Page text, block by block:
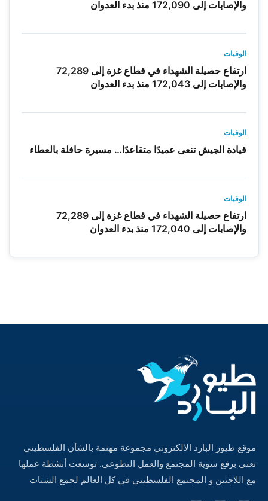
والإصابات إلى 172,090 منذ بدء العدوان
الوفيات
ارتفاع حصيلة الشهداء في قطاع غزة إلى 72,289
والإصابات إلى 172,043 منذ بدء العدوان
الوفيات
قيادة الجيش تنعى عميدًا متقاعدًا… مسيرة حافلة بالعطاء
الوفيات
ارتفاع حصيلة الشهداء في قطاع غزة إلى 72,289
والإصابات إلى 172,040 منذ بدء العدوان
موقع طيور البارد الالكتروني مجموعة مهتمة بالشأن الفلسطيني
تعنى برفع سوية المجتمع والعمل التطوعي. توسعت أنشطة عملها
مع اللاجئين و المجتمع الفلسطيني في كل العالم لجمع الشتات